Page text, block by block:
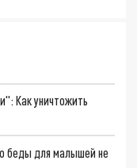
Как уничтожить
беды для малышей не